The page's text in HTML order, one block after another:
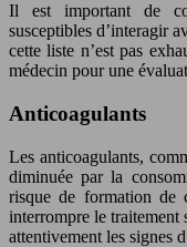
Il est important de
susceptibles d’interagir
cette liste n’est pas
médecin pour une
Anticoagulants
Les anticoagulants,
diminuée par la
risque de formation de
interrompre le traitement
attentivement les signes